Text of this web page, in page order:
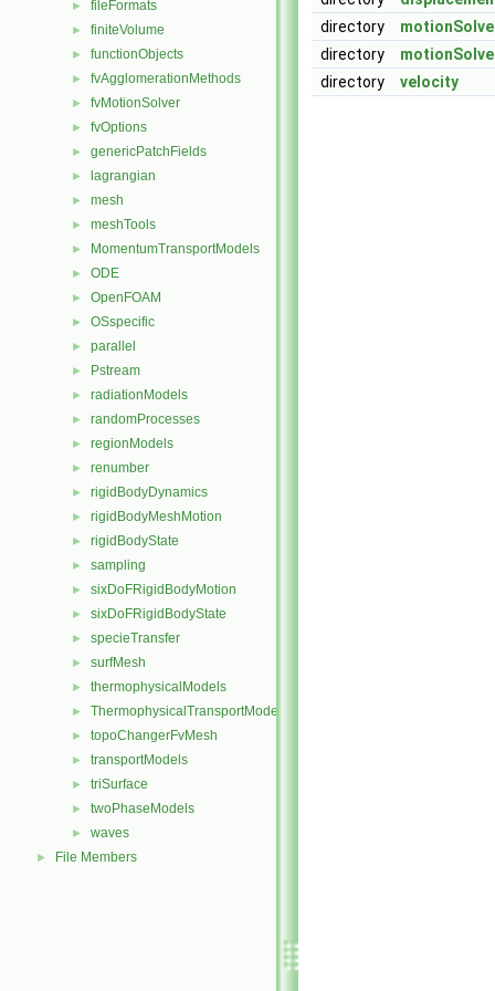
► fileFormats
► finiteVolume
► functionObjects
► fvAgglomerationMethods
► fvMotionSolver
► fvOptions
► genericPatchFields
► lagrangian
► mesh
► meshTools
► MomentumTransportModels
► ODE
► OpenFOAM
► OSspecific
► parallel
► Pstream
► radiationModels
► randomProcesses
► regionModels
► renumber
► rigidBodyDynamics
► rigidBodyMeshMotion
► rigidBodyState
► sampling
► sixDoFRigidBodyMotion
► sixDoFRigidBodyState
► specieTransfer
► surfMesh
► thermophysicalModels
► ThermophysicalTransportModels
► topoChangerFvMesh
► transportModels
► triSurface
► twoPhaseModels
► waves
► File Members
directory
directory
directory
velocity